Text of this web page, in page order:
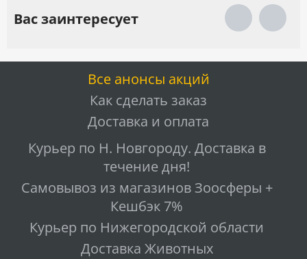
Вас заинтересует
Все анонсы акций
Как сделать заказ
Доставка и оплата
Курьер по Н. Новгороду. Доставка в
течение дня!
Самовывоз из магазинов Зоосферы +
Кешбэк 7%
Курьер по Нижегородской области
Доставка Животных